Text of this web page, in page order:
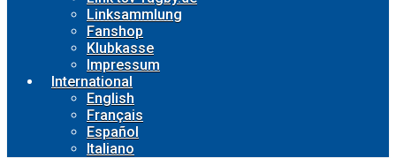
Linksammlung
Fanshop
Klubkasse
Impressum
International
English
Français
Español
Italiano